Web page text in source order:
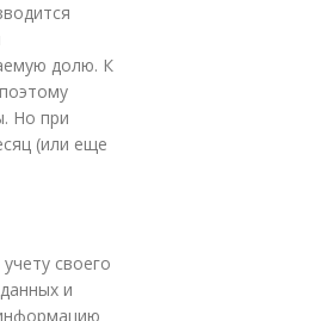
долю. К
Но при
(или еще
своего
и